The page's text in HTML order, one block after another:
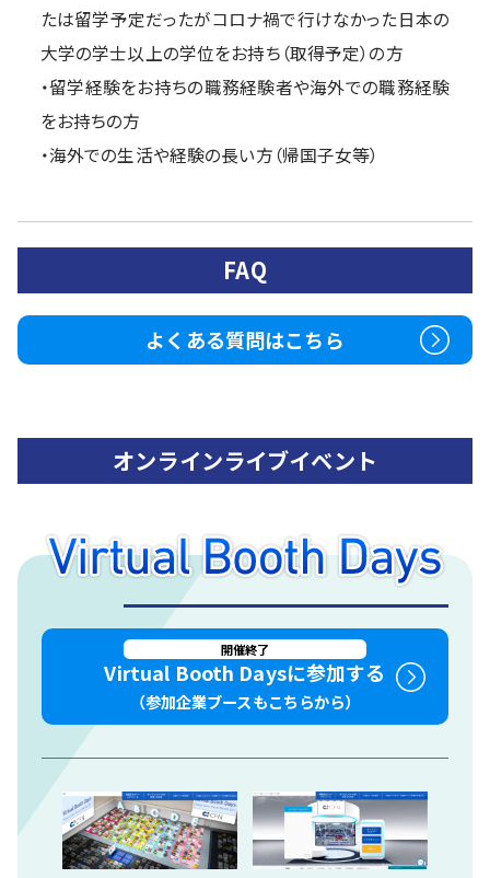
たは留学予定だったがコロナ禍で行けなかった日本の
大学の学士以上の学位をお持ち（取得予定）の方
・留学経験をお持ちの職務経験者や海外での職務経験
をお持ちの方
・海外での生活や経験の長い方（帰国子女等）
FAQ
よくある質問はこちら
オンラインライブイベント
開催終了
Virtual Booth Daysに参加する
（参加企業ブースもこちらから）